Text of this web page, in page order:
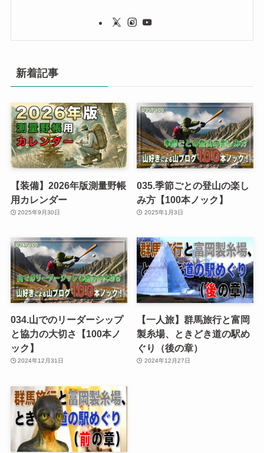
新着記事
【装備】2026年版測量野帳
用カレンダー
2025年9月30日
035.季節ごとの登山の楽し
み方【100本ノック】
2025年1月3日
034.山でのリーダーシップ
と協力の大切さ【100本ノ
ック】
2024年12月31日
【一人旅】群馬旅行と富岡
製糸場、ときどき道の駅め
ぐり（後の章）
2024年12月27日